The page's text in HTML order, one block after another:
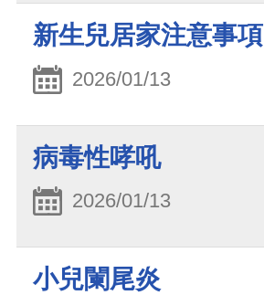
新生兒居家注意事項
2026/01/13
病毒性哮吼
2026/01/13
小兒闌尾炎